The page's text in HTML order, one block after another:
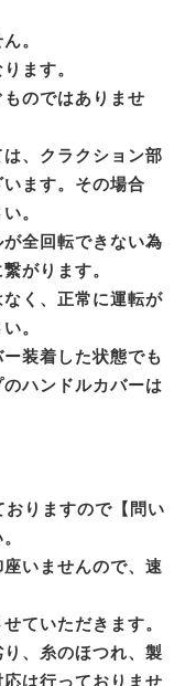
。
ます。
のではありませ
、クラクション部
ます。その場合
。
全回転できない為
がります。
なく、正常に運転が
。
装着した状態でも
ハンドルカバーは
りますので【問い
いませんので、速
ていただきます。
、糸のほつれ、製
は行っておりませ